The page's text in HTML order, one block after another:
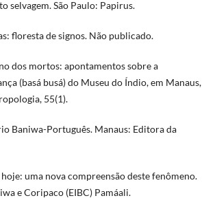
selvagem. São Paulo: Papirus.
floresta de signos. Não publicado.
dos mortos: apontamentos sobre a
(basá busá) do Museu do Índio, em Manaus,
55(1).
Baniwa-Português. Manaus: Editora da
uma nova compreensão deste fenômeno.
e Coripaco (EIBC) Pamáali.